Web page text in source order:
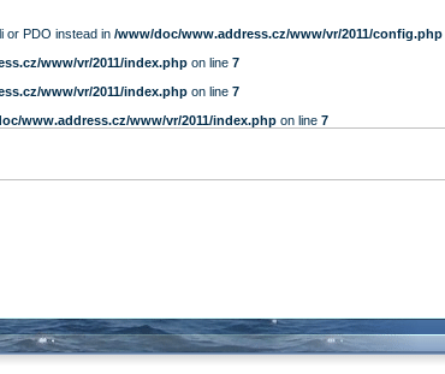
or PDO instead in /www/doc/www.address.cz/www/vr/2011/config.php
www/vr/2011/index.php on line 7
www/vr/2011/index.php on line 7
www.address.cz/www/vr/2011/index.php on line 7